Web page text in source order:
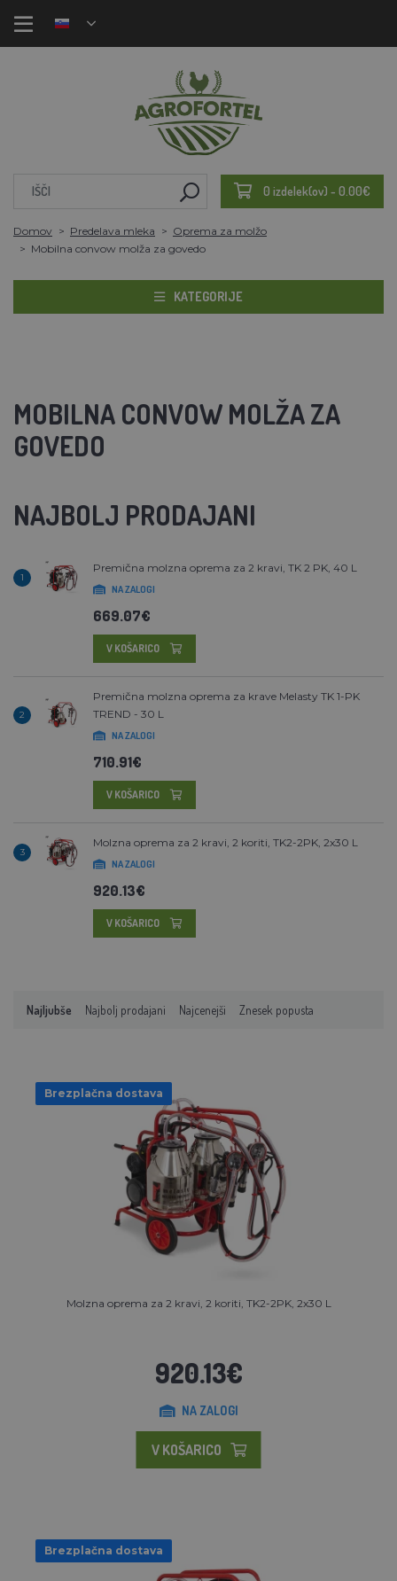
0 izdelek(ov) - 0.00€
Domov Predelava mleka
Oprema za molžo
Mobilna convow molža za govedo
KATEGORIJE
MOBILNA CONVOW MOLŽA ZA
GOVEDO
NAJBOLJ PRODAJANI
1
Premična molzna oprema za 2 kravi, TK 2 PK, 40 L
NA ZALOGI
669.07€
V KOŠARICO
2
Premična molzna oprema za krave Melasty TK 1-PK
TREND - 30 L
NA ZALOGI
710.91€
V KOŠARICO
3
Molzna oprema za 2 kravi, 2 koriti, TK2-2PK, 2x30 L
NA ZALOGI
920.13€
V KOŠARICO
Najljubše Najbolj prodajani Najcenejši Znesek popusta
Brezplačna dostava
Molzna oprema za 2 kravi, 2 koriti, TK2-2PK, 2x30 L
920.13€
NA ZALOGI
V KOŠARICO
Brezplačna dostava